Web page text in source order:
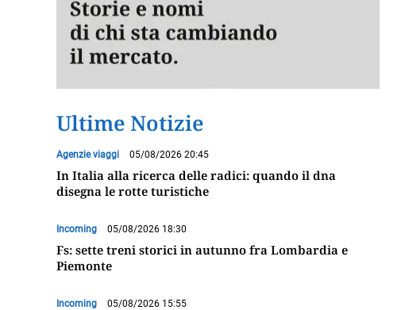
Ultime Notizie
Agenzie viaggi 05/08/2026 20:45
In Italia alla ricerca delle radici: quando il dna
disegna le rotte turistiche
Incoming 05/08/2026 18:30
Fs: sette treni storici in autunno fra Lombardia e
Piemonte
Incoming 05/08/2026 15:55